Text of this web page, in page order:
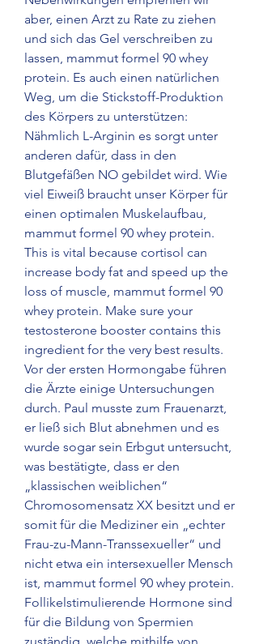
aber, einen Arzt zu Rate zu ziehen
und sich das Gel verschreiben zu
lassen, mammut formel 90 whey
protein. Es auch einen natürlichen
Weg, um die Stickstoff-Produktion
des Körpers zu unterstützen:
Nähmlich L-Arginin es sorgt unter
anderen dafür, dass in den
Blutgefäßen NO gebildet wird. Wie
viel Eiweiß braucht unser Körper für
einen optimalen Muskelaufbau,
mammut formel 90 whey protein.
This is vital because cortisol can
increase body fat and speed up the
loss of muscle, mammut formel 90
whey protein. Make sure your
testosterone booster contains this
ingredient for the very best results.
Vor der ersten Hormongabe führen
die Ärzte einige Untersuchungen
durch. Paul musste zum Frauenarzt,
er ließ sich Blut abnehmen und es
wurde sogar sein Erbgut untersucht,
was bestätigte, dass er den
„klassischen weiblichen“
Chromosomensatz XX besitzt und er
somit für die Mediziner ein „echter
Frau-zu-Mann-Transsexueller“ und
nicht etwa ein intersexueller Mensch
ist, mammut formel 90 whey protein.
Follikelstimulierende Hormone sind
für die Bildung von Spermien
zuständig, welche mithilfe von